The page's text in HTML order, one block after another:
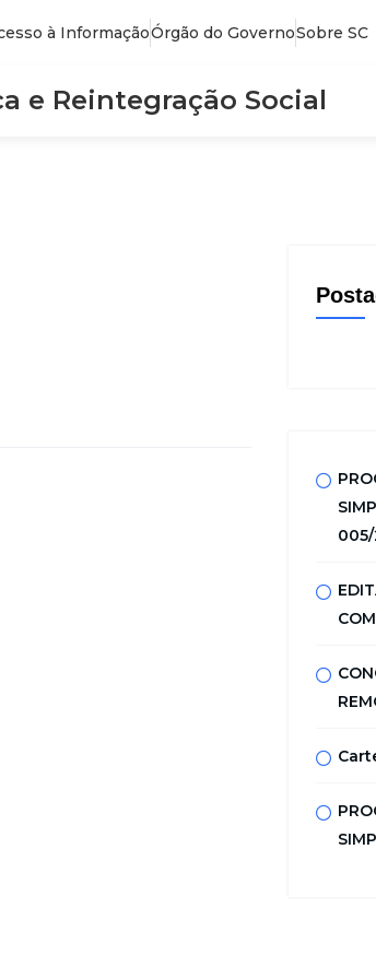
à InformaçãoÓrgão do GovernoSobre SC
e Reintegração Social